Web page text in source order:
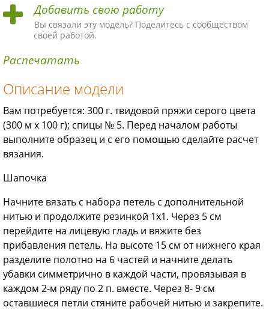
ма
ма ма ма ма!
Добавить свою работу
Вы связали эту модель? Поделитесь с сообществом
своей работой.
Распечатать
Описание модели
Вам потребуется: 300 г. твидовой пряжи серого цвета
(300 м х 100 г); спицы № 5. Перед началом работы
выполните образец и с его помощью сделайте расчет
вязания.
Шапочка
Начните вязать с набора петель с дополнительной
нитью и продолжите резинкой 1x1. Через 5 см
перейдите на лицевую гладь и вяжите без
прибавления петель. На высоте 15 см от нижнего края
разделите полотно на 6 частей и начните делать
убавки симметрично в каждой части, провязывая в
каждом 2-м ряду по 2 п. вместе. Через 8- 9 см
оставшиеся петли стяните рабочей нитью и закрепите.